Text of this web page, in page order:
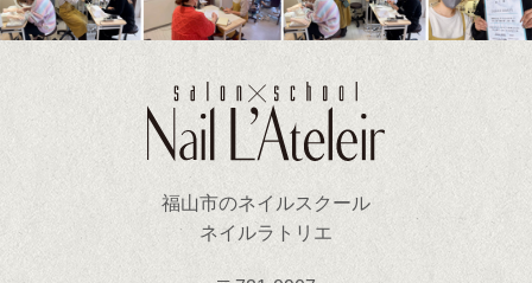
福山市のネイルスクール
ネイルラトリエ